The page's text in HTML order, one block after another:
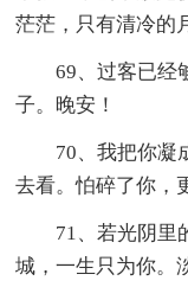
茫茫，只有清冷的
69、过客已经
子。晚安！
70、我把你凝
去看。怕碎了你，
71、若光阴里
城，一生只为你。